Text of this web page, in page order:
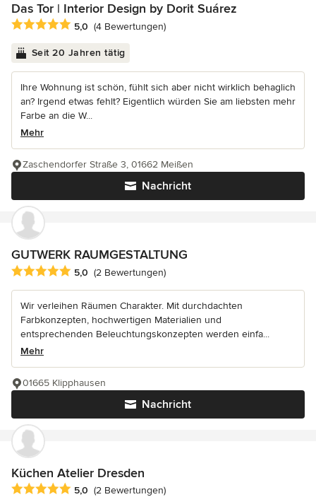
Das Tor | Interior Design by Dorit Suárez
Durchschnittliche Bewertung: 5 von 5 Sternen
5,0 (4 Bewertungen)
Seit 20 Jahren tätig
Ihre Wohnung ist schön, fühlt sich aber nicht wirklich behaglich
an? Irgend etwas fehlt? Eigentlich würden Sie am liebsten mehr
Farbe an die W...
Mehr
Nachricht
Zaschendorfer Straße 3, 01662 Meißen
GUTWERK RAUMGESTALTUNG
Durchschnittliche Bewertung: 5 von 5 Sternen
5,0 (2 Bewertungen)
Wir verleihen Räumen Charakter. Mit durchdachten
Farbkonzepten, hochwertigen Materialien und
entsprechenden Beleuchtungskonzepten werden einfa...
Mehr
Nachricht
01665 Klipphausen
Küchen Atelier Dresden
Durchschnittliche Bewertung: 5 von 5 Sternen
5,0 (2 Bewertungen)